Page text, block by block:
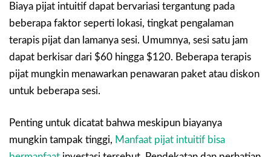
Biaya pijat intuitif dapat bervariasi tergantung pada
beberapa faktor seperti lokasi, tingkat pengalaman
terapis pijat dan lamanya sesi. Umumnya, sesi satu jam
dapat berkisar dari $60 hingga $120. Beberapa terapis
pijat mungkin menawarkan penawaran paket atau diskon
untuk beberapa sesi.
Penting untuk dicatat bahwa meskipun biayanya
mungkin tampak tinggi, Manfaat pijat intuitif bisa